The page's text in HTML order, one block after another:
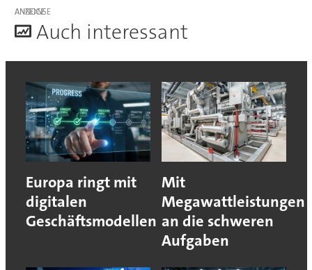
ANZEIGE
Auch interessant
Europa ringt mit
digitalen
Geschäftsmodellen
Mit
Megawattleistungen
an die schweren
Aufgaben